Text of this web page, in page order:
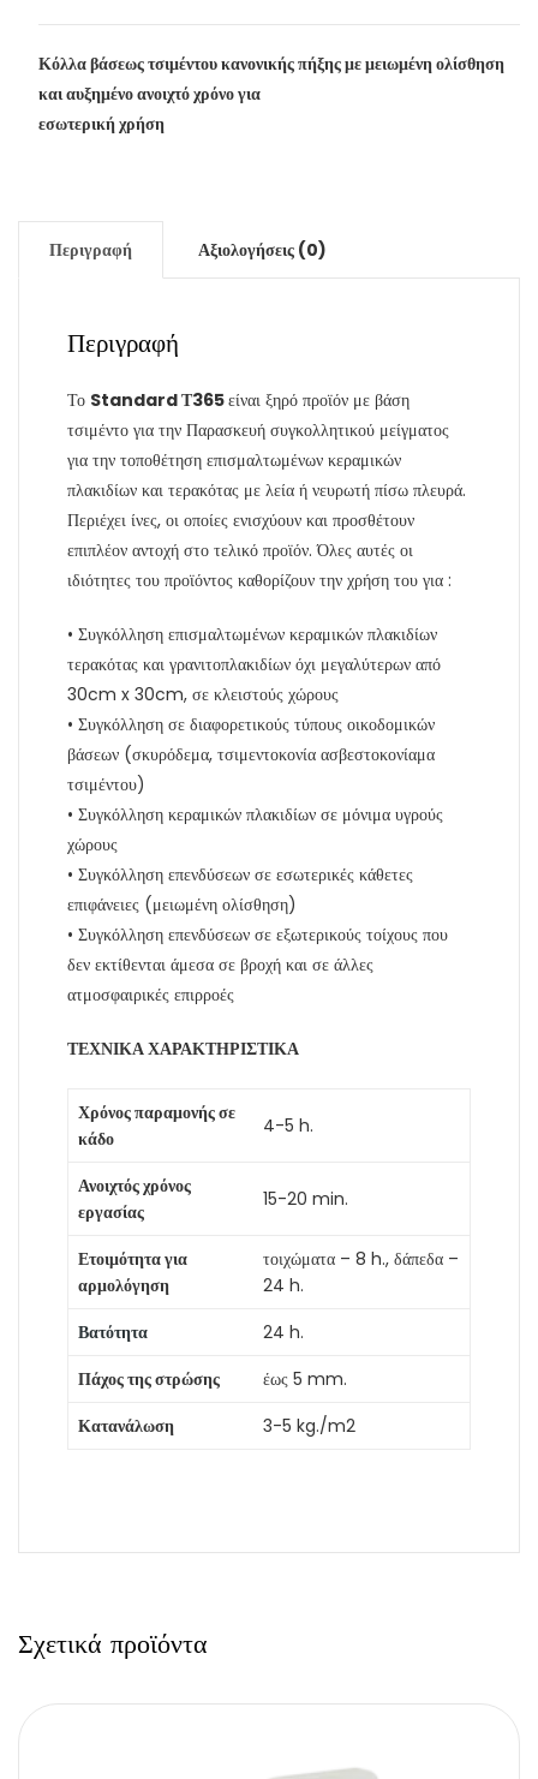
Κόλλα βάσεως τσιμέντου κανονικής πήξης με μειωμένη ολίσθηση
και αυξημένο ανοιχτό χρόνο για
εσωτερική χρήση
Περιγραφή Αξιολογήσεις (0)
Περιγραφή
Το Standard Τ365είναι ξηρό προϊόν με βάση
τσιμέντο για την Παρασκευή συγκολλητικού μείγματος
για την τοποθέτηση επισμαλτωμένων κεραμικών
πλακιδίων και τερακότας με λεία ή νευρωτή πίσω πλευρά.
Περιέχει ίνες, οι οποίες ενισχύουν και προσθέτουν
επιπλέον αντοχή στο τελικό προϊόν. Όλες αυτές οι
ιδιότητες του προϊόντος καθορίζουν την χρήση του για :
• Συγκόλληση επισμαλτωμένων κεραμικών πλακιδίων
τερακότας και γρανιτοπλακιδίων όχι μεγαλύτερων από
30cm x 30cm, σε κλειστούς χώρους
• Συγκόλληση σε διαφορετικούς τύπους οικοδομικών
βάσεων (σκυρόδεμα, τσιμεντοκονία ασβεστοκονίαμα
τσιμέντου)
• Συγκόλληση κεραμικών πλακιδίων σε μόνιμα υγρούς
χώρους
• Συγκόλληση επενδύσεων σε εσωτερικές κάθετες
επιφάνειες (μειωμένη ολίσθηση)
• Συγκόλληση επενδύσεων σε εξωτερικούς τοίχους που
δεν εκτίθενται άμεσα σε βροχή και σε άλλες
ατμοσφαιρικές επιρροές
ΤΕΧΝΙΚΑ ΧΑΡΑΚΤΗΡΙΣΤΙΚΑ
Χρόνος παραμονής σε
κάδο
4-5 h.
Ανοιχτός χρόνος
εργασίας
15-20 min.
Ετοιμότητα για
αρμολόγηση
τοιχώματα – 8 h., δάπεδα –
24 h.
Βατότητα
24 h.
Πάχος της στρώσης
έως 5 mm.
Κατανάλωση
3-5 kg./m2
Σχετικά προϊόντα